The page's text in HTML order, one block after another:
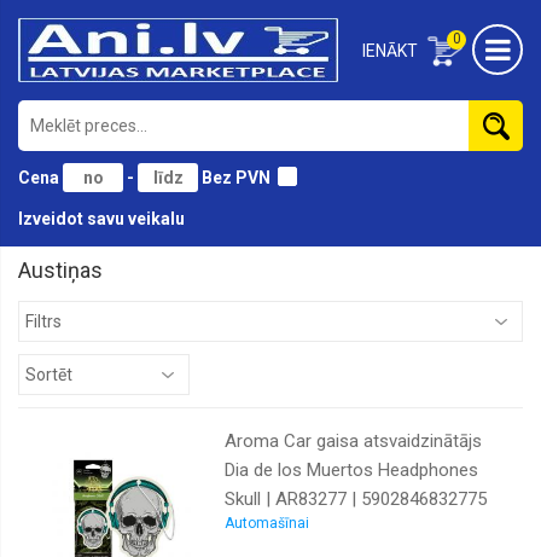
0
IENĀKT
Cena - Bez PVN
Izveidot savu veikalu
Austiņas
Aroma Car gaisa atsvaidzinātājs
Dia de los Muertos Headphones
Skull | AR83277 | 5902846832775
Automašīnai